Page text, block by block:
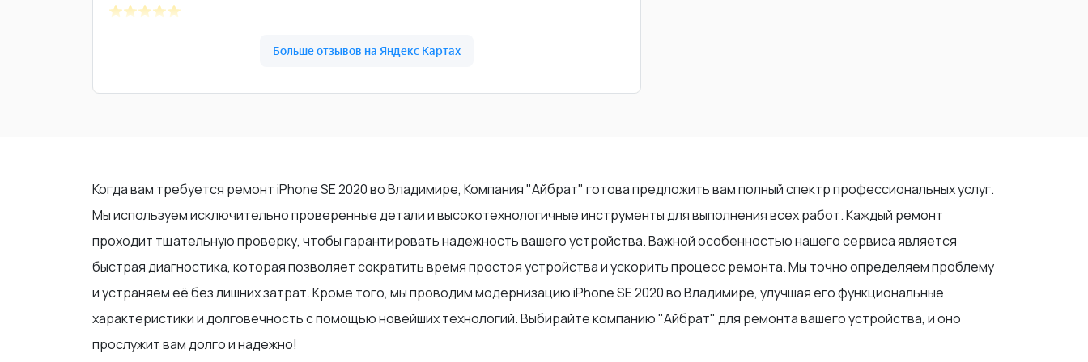
Когда вам требуется ремонт iPhone SE 2020 во Владимире, Компания "Айбрат" готова предложить вам полный спектр профессиональных услуг.
Мы используем исключительно проверенные детали и высокотехнологичные инструменты для выполнения всех работ. Каждый ремонт
проходит тщательную проверку, чтобы гарантировать надежность вашего устройства. Важной особенностью нашего сервиса является
быстрая диагностика, которая позволяет сократить время простоя устройства и ускорить процесс ремонта. Мы точно определяем проблему
и устраняем её без лишних затрат. Кроме того, мы проводим модернизацию iPhone SE 2020 во Владимире, улучшая его функциональные
характеристики и долговечность с помощью новейших технологий. Выбирайте компанию "Айбрат" для ремонта вашего устройства, и оно
прослужит вам долго и надежно!